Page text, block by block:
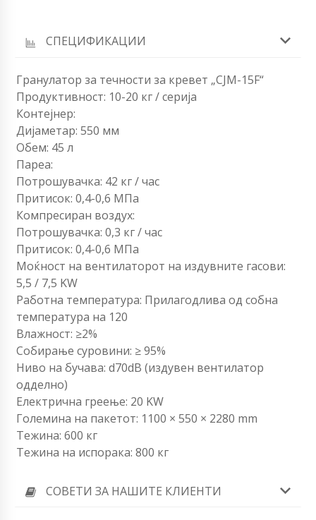
СПЕЦИФИКАЦИИ
Гранулатор за течности за кревет „CJM-15F“
Продуктивност: 10-20 кг / серија
Контејнер:
Дијаметар: 550 мм
Обем: 45 л
Пареа:
Потрошувачка: 42 кг / час
Притисок: 0,4-0,6 МПа
Компресиран воздух:
Потрошувачка: 0,3 кг / час
Притисок: 0,4-0,6 МПа
Моќност на вентилаторот на издувните гасови:
5,5 / 7,5 KW
Работна температура: Прилагодлива од собна
температура на 120
Влажност: ≥2%
Собирање суровини: ≥ 95%
Ниво на бучава: d70dB (издувен вентилатор
одделно)
Електрична греење: 20 KW
Големина на пакетот: 1100 × 550 × 2280 mm
Тежина: 600 кг
Тежина на испорака: 800 кг
СОВЕТИ ЗА НАШИТЕ КЛИЕНТИ